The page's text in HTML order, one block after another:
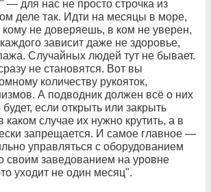
для нас не просто строчка из
деле так. Идти на месяцы в море,
кому не доверяешь, в ком не уверен,
зависит даже не здоровье,
Случайных людей тут не бывает.
не становятся. Вот вы
количеству рукояток,
А подводник должен всё о них
будет, если открыть или закрыть
каком случае их нужно крутить, а в
запрещается. И самое главное —
управляться с оборудованием
своим заведованием на уровне
уходит не один месяц".